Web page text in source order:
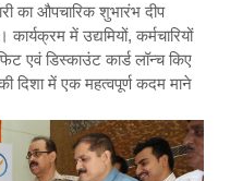
का औपचारिक शुभारंभ दीप
में उद्यमियों, कर्मचारियों
एवं डिस्काउंट कार्ड लॉन्च किए
दिशा में एक महत्वपूर्ण कदम माने